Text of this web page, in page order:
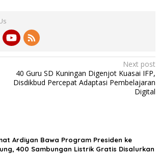
Next post
40 Guru SD Kuningan Digenjot Kuasai IFP,
Disdikbud Percepat Adaptasi Pembelajaran
Digital
Ardiyan Bawa Program Presiden ke
400 Sambungan Listrik Gratis Disalurkan